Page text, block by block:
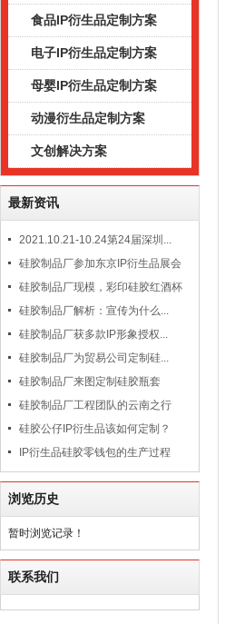
食品IP衍生品定制方案
电子IP衍生品定制方案
母婴IP衍生品定制方案
动漫衍生品定制方案
文创解决方案
最新资讯
2021.10.21-10.24第24届深圳...
硅胶制品厂参加东京IP衍生品展会
硅胶制品厂现模，彩印硅胶红酒杯
硅胶制品厂解析：宣传为什么...
硅胶制品厂获多款IP形象授权...
硅胶制品厂为贸易公司定制硅...
硅胶制品厂来图定制硅胶瓶套
硅胶制品厂工程团队的云南之行
硅胶公仔IP衍生品该如何定制？
IP衍生品硅胶零钱包的生产过程
浏览历史
暂时浏览记录！
联系我们